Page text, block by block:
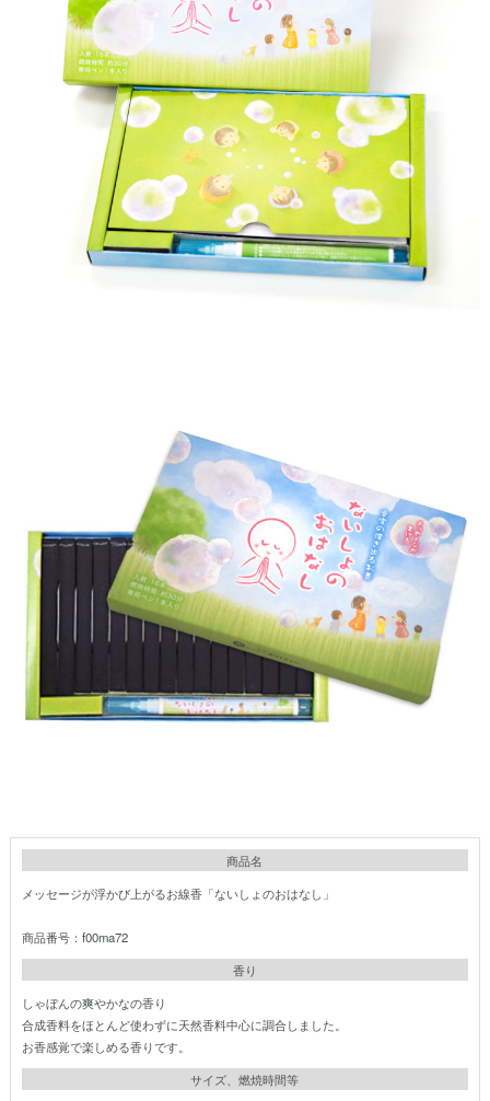
商品名
メッセージが浮かび上がるお線香「ないしょのおはなし」
商品番号：f00ma72
香り
しゃぼんの爽やかなの香り
合成香料をほとんど使わずに天然香料中心に調合しました。
お香感覚で楽しめる香りです。
サイズ、燃焼時間等